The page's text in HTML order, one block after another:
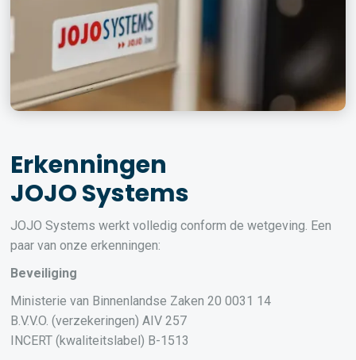
Erkenningen
JOJO Systems
JOJO Systems werkt volledig conform de wetgeving. Een
paar van onze erkenningen:
Beveiliging
Ministerie van Binnenlandse Zaken 20 0031 14
B.V.V.O. (verzekeringen) AIV 257
INCERT (kwaliteitslabel) B-1513